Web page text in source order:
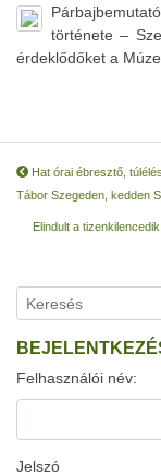
története –
érdeklődőket a
Hat órai ébresztő,
Tábor Szegeden, kedden
Elindult a
Felhasználói név:
Jelszó